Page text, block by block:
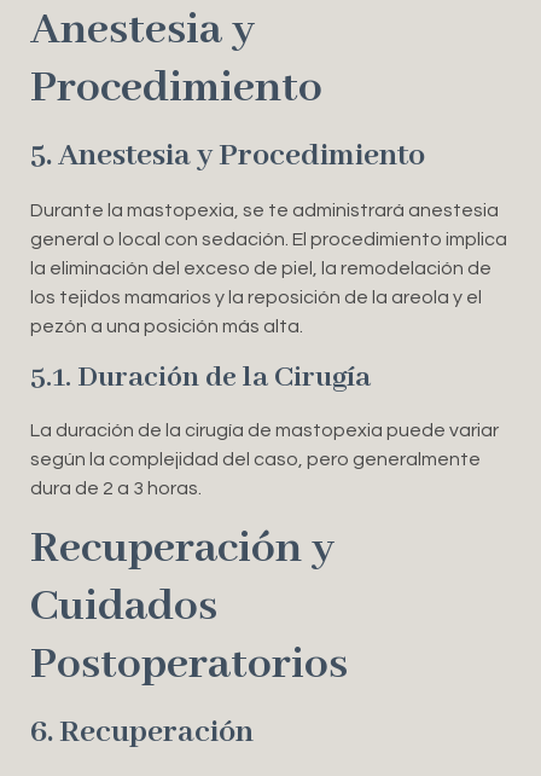
Anestesia y
Procedimiento
5. Anestesia y Procedimiento
Durante la mastopexia, se te administrará anestesia
general o local con sedación. El procedimiento implica
la eliminación del exceso de piel, la remodelación de
los tejidos mamarios y la reposición de la areola y el
pezón a una posición más alta.
5.1. Duración de la Cirugía
La duración de la cirugía de mastopexia puede variar
según la complejidad del caso, pero generalmente
dura de 2 a 3 horas.
Recuperación y
Cuidados
Postoperatorios
6. Recuperación